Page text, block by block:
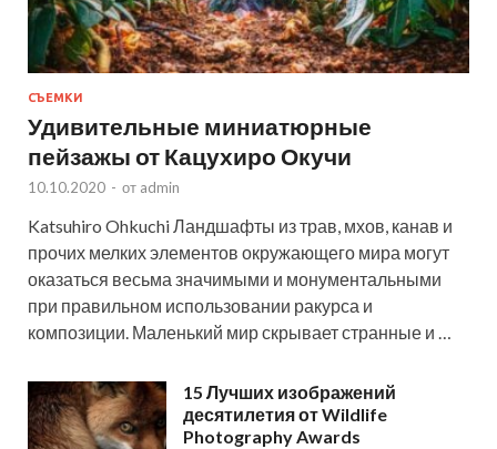
СЪЕМКИ
Удивительные миниатюрные
пейзажы от Кацухиро Окучи
10.10.2020 - от admin
Katsuhiro Ohkuchi Ландшафты из трав, мхов, канав и
прочих мелких элементов окружающего мира могут
оказаться весьма значимыми и монументальными
при правильном использовании ракурса и
композиции. Маленький мир скрывает странные и …
15 Лучших изображений
десятилетия от Wildlife
Photography Awards